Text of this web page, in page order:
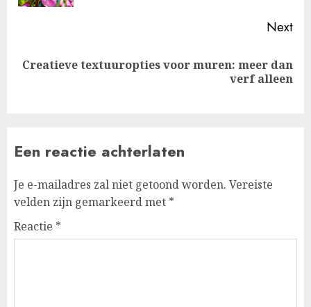
Next
Next
Creatieve textuuropties voor muren: meer dan
verf alleen
Een reactie achterlaten
Je e-mailadres zal niet getoond worden. Vereiste
velden zijn gemarkeerd met *
Reactie *